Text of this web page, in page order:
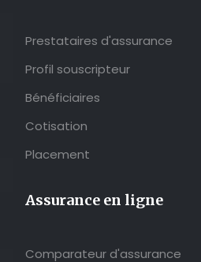
Prestataires d'assurance
Profil souscripteur
Bénéficiaires
Cotisation
Placement
Assurance en ligne
Comparateur d'assurance